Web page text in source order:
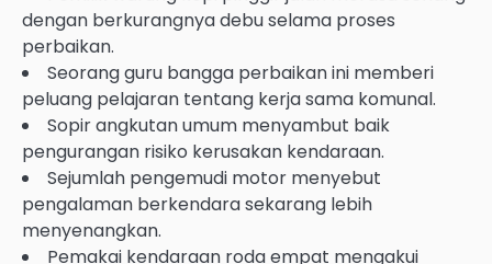
dengan berkurangnya debu selama proses
perbaikan.
Seorang guru bangga perbaikan ini memberi
peluang pelajaran tentang kerja sama komunal.
Sopir angkutan umum menyambut baik
pengurangan risiko kerusakan kendaraan.
Sejumlah pengemudi motor menyebut
pengalaman berkendara sekarang lebih
menyenangkan.
Pemakai kendaraan roda empat mengakui